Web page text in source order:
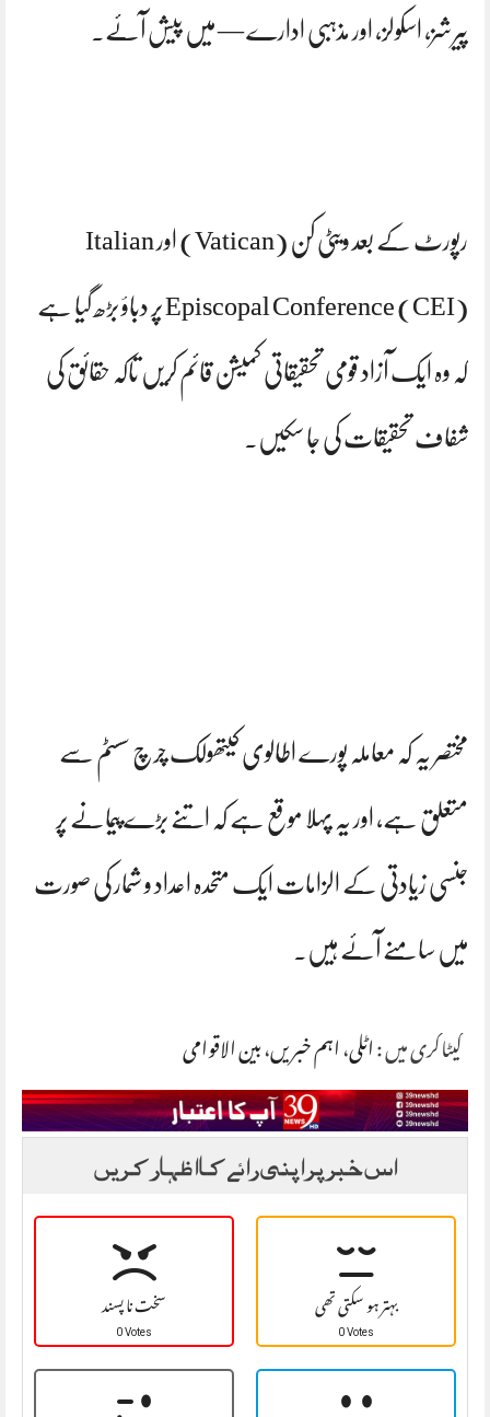
پیرشز، اسکولز، اور مذہبی ادارے — میں پیش آئے۔
رپورٹ کے بعد ویٹی کن (Vatican) اور Italian
Episcopal Conference (CEI) پر دباؤ بڑھ گیا ہے
کہ وہ ایک آزاد قومی تحقیقاتی کمیشن قائم کریں تاکہ حقائق کی
شفاف تحقیقات کی جا سکیں۔
مختصر یہ کہ معاملہ پورے اطالوی کیتھولک چرچ سسٹم سے
متعلق ہے، اور یہ پہلا موقع ہے کہ اتنے بڑے پیمانے پر
جنسی زیادتی کے الزامات ایک متحدہ اعداد و شمار کی صورت
میں سامنے آئے ہیں۔
کیٹاگری میں :اٹلی،اہم خبریں،بین الاقوامی
اس خبر پر اپنی رائے کا اظہار کریں
سخت نا پسند
0 Votes بہتر ہو سکتی تھی
0 Votes